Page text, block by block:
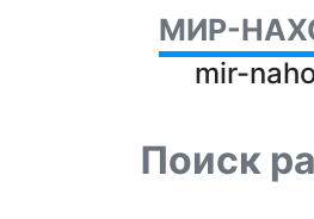
МИР-
mir-
Поиск